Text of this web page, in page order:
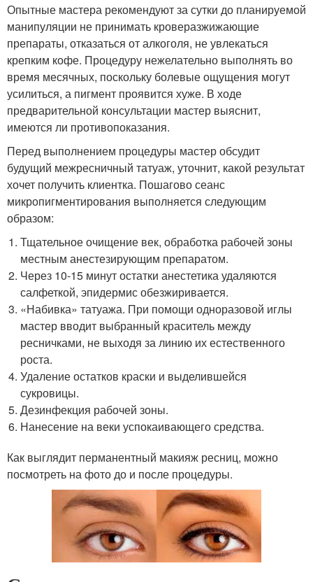
Опытные мастера рекомендуют за сутки до планируемой
манипуляции не принимать кроверазжижающие
препараты, отказаться от алкоголя, не увлекаться
крепким кофе. Процедуру нежелательно выполнять во
время месячных, поскольку болевые ощущения могут
усилиться, а пигмент проявится хуже. В ходе
предварительной консультации мастер выяснит,
имеются ли противопоказания.
Перед выполнением процедуры мастер обсудит
будущий межресничный татуаж, уточнит, какой результат
хочет получить клиентка. Пошагово сеанс
микропигментирования выполняется следующим
образом:
Тщательное очищение век, обработка рабочей зоны
местным анестезирующим препаратом.
Через 10-15 минут остатки анестетика удаляются
салфеткой, эпидермис обезжиривается.
«Набивка» татуажа. При помощи одноразовой иглы
мастер вводит выбранный краситель между
ресничками, не выходя за линию их естественного
роста.
Удаление остатков краски и выделившейся
сукровицы.
Дезинфекция рабочей зоны.
Нанесение на веки успокаивающего средства.
Как выглядит перманентный макияж ресниц, можно
посмотреть на фото до и после процедуры.